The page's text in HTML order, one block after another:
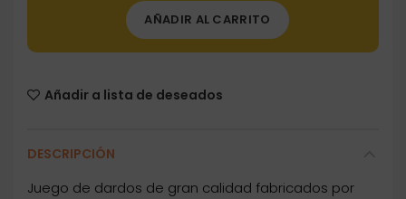
AÑADIR AL CARRITO
Añadir a lista de deseados
DESCRIPCIÓN
Juego de dardos de gran calidad fabricados por